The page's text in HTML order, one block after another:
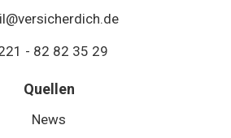
- 82 82 35 29
Quellen
News